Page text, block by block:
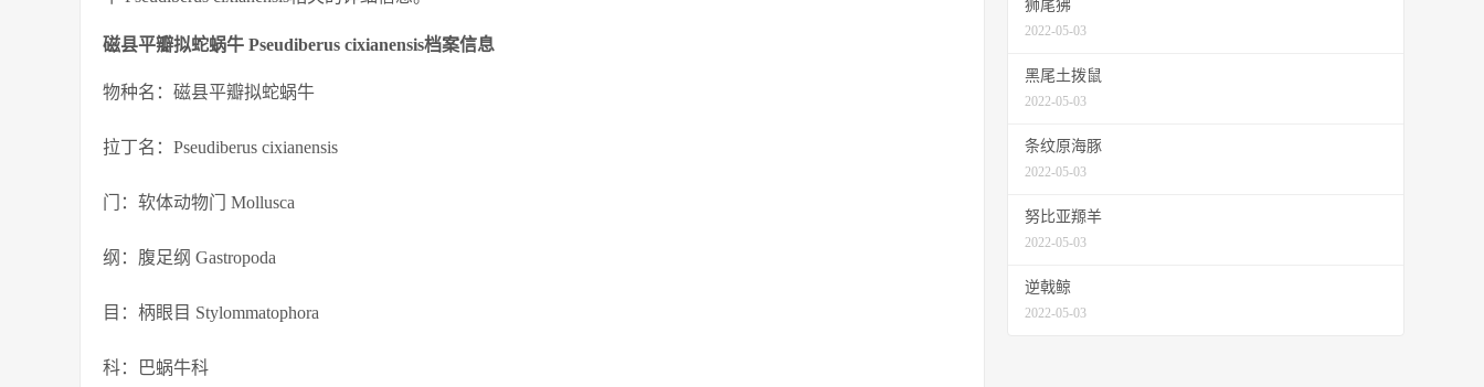
磁县平瓣拟蛇蜗牛 Pseudiberus cixianensis档案信息
物种名：磁县平瓣拟蛇蜗牛
拉丁名：Pseudiberus cixianensis
门：软体动物门 Mollusca
纲：腹足纲 Gastropoda
目：柄眼目 Stylommatophora
科：巴蜗牛科
狮尾狒
2022-05-03
黑尾土拨鼠
2022-05-03
条纹原海豚
2022-05-03
努比亚羱羊
2022-05-03
逆戟鲸
2022-05-03